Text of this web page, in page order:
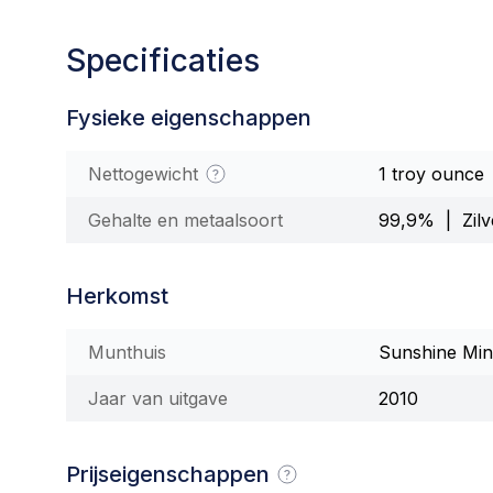
Specificaties
Fysieke eigenschappen
Nettogewicht 1 troy ounce
Gehalte en metaalsoort 99,9% |
Herkomst
Munthuis Sunshine
Jaar van uitgave 2010
Prijseigenschappen